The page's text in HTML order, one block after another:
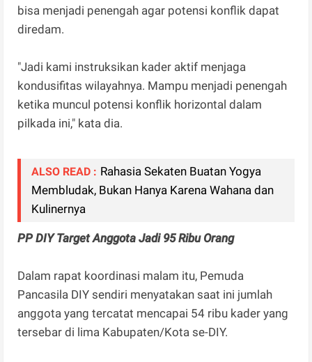
bisa menjadi penengah agar potensi konflik dapat
diredam.
"Jadi kami instruksikan kader aktif menjaga
kondusifitas wilayahnya. Mampu menjadi penengah
ketika muncul potensi konflik horizontal dalam
pilkada ini," kata dia.
ALSO READ : Rahasia Sekaten Buatan Yogya
Membludak, Bukan Hanya Karena Wahana dan
Kulinernya
PP DIY Target Anggota Jadi 95 Ribu Orang
Dalam rapat koordinasi malam itu, Pemuda
Pancasila DIY sendiri menyatakan saat ini jumlah
anggota yang tercatat mencapai 54 ribu kader yang
tersebar di lima Kabupaten/Kota se-DIY.